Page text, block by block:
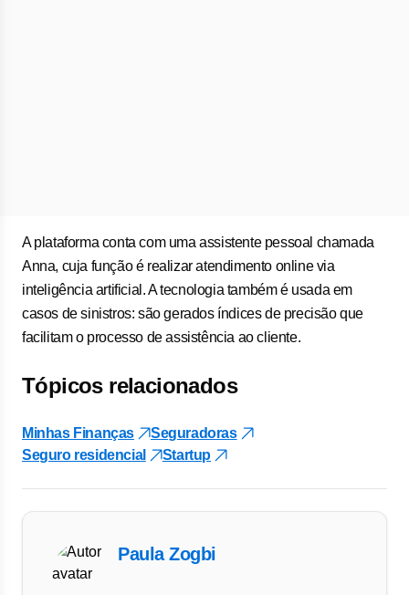
A plataforma conta com uma assistente pessoal chamada
Anna, cuja função é realizar atendimento online via
inteligência artificial. A tecnologia também é usada em
casos de sinistros: são gerados índices de precisão que
facilitam o processo de assistência ao cliente.
Tópicos relacionados
Minhas Finanças
Seguradoras
Seguro residencial
Startup
Paula Zogbi